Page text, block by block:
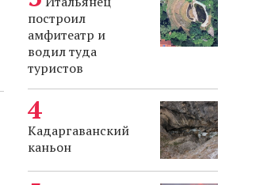
построил
амфитеатр и
водил туда
туристов
Кадаргаванский
каньон